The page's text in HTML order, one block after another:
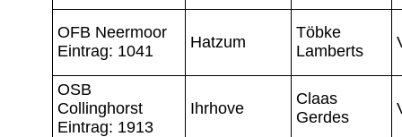
OFB Neermoor
Eintrag: 1041
Hatzum
Töbke
Lamberts
OSB
Collinghorst
Eintrag: 1913
Ihrhove
Claas
Gerdes